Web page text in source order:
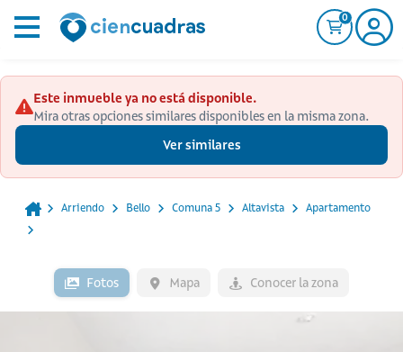
0
Este inmueble ya no está disponible.
Mira otras opciones similares disponibles en la misma zona.
Ver similares
Arriendo Bello Comuna 5 Altavista Apartamento
Fotos Mapa Conocer la zona